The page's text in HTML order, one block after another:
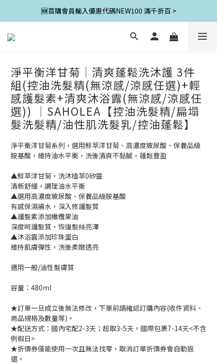
🆕首購會員輸入優惠代碼NEW100 滿千折百 >
淨平衡洋甘菊│清爽蓬鬆洗沐護 3件
組(控油洗髮精(無涼感/涼感任選)+輕
感護髮素+清爽沐浴露(無涼感/涼感任
選)) │SAHOLEA【控油洗髮精/扁塌
髮洗髮精/油性肌洗髮乳/控油蓬鬆】
淨平衡洋甘菊系列，選用鮮萃洋甘菊、高濃度玻尿酸、保養品級
胺基酸，維持油水平衡，洗後清爽不黏膩，蓬鬆豐盈
▲鮮萃洋甘菊，洗沐植萃0矽靈
清新舒緩，調理油水平衡
▲選用高濃度玻尿酸、保養品級胺基酸
有感保濕補水，深入修護髮質
▲護髮素添加橄欖果油
深度呵護髮質，恢復髮絲亮澤
▲沐浴露添加珍珠蛋白
維持肌膚彈性，洗後柔嫩透亮
適用一般/油性髮膚質
容量：480ml
★訂單一旦成立後無法修改，下單前請確認訂購內容(收件資料、
商品規格及數量等)。
★配送方式：國內宅配2-3天；超取3-5天。國際包裹7-14天<不含
例假日>
★折價券僅能使用一次且無法找零，取消訂單折價券會自動返
還。